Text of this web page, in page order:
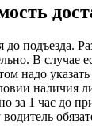
до подъезда.
В случае
надо
наличия
за 1 час до